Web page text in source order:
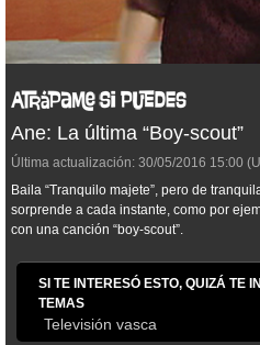
Ane: La última “Boy-scout”
Última actualización: 30/05/2016 15:00
Baila “Tranquilo majete”, pero de
sorprende a cada instante, como por
con una canción “boy-scout”.
SI TE INTERESÓ ESTO, QUIZÁ TE
TEMAS
Televisión vasca